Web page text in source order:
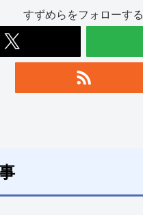
すずめらをフォローする